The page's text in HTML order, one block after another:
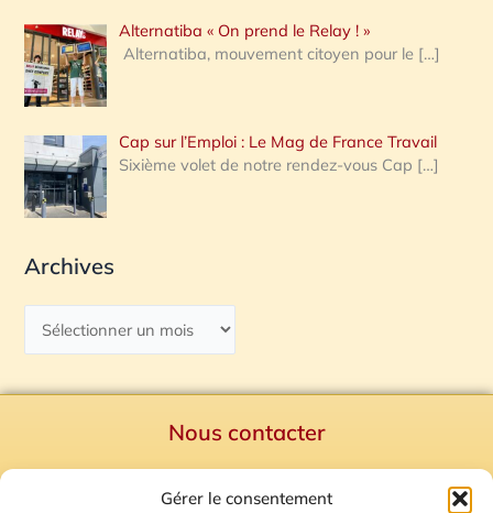
Gérer le consentement
Alternatiba « On prend le Relay ! »
Alternatiba, mouvement citoyen pour le […]
Cap sur l’Emploi : Le Mag de France Travail
Sixième volet de notre rendez-vous Cap […]
Archives
Nous contacter